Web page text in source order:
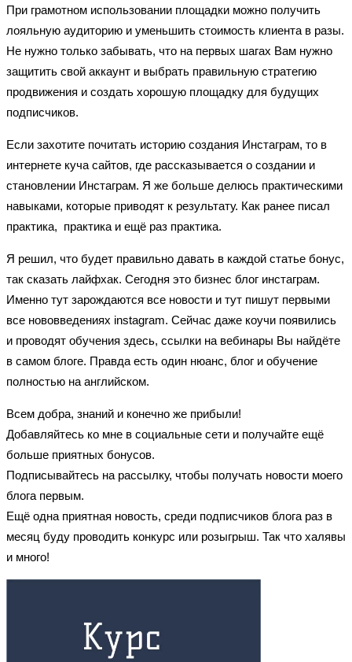
При грамотном использовании площадки можно получить
лояльную аудиторию и уменьшить стоимость клиента в разы.
Не нужно только забывать, что на первых шагах Вам нужно
защитить свой аккаунт и выбрать правильную стратегию
продвижения и создать хорошую площадку для будущих
подписчиков.
Если захотите почитать историю создания Инстаграм, то в
интернете куча сайтов, где рассказывается о создании и
становлении Инстаграм. Я же больше делюсь практическими
навыками, которые приводят к результату. Как ранее писал
практика, практика и ещё раз практика.
Я решил, что будет правильно давать в каждой статье бонус,
так сказать лайфхак. Сегодня это бизнес блог инстаграм.
Именно тут зарождаются все новости и тут пишут первыми
все нововведениях instagram. Сейчас даже коучи появились
и проводят обучения здесь, ссылки на вебинары Вы найдёте
в самом блоге. Правда есть один нюанс, блог и обучение
полностью на английском.
Всем добра, знаний и конечно же прибыли!
Добавляйтесь ко мне в социальные сети и получайте ещё
больше приятных бонусов.
Подписывайтесь на рассылку, чтобы получать новости моего
блога первым.
Ещё одна приятная новость, среди подписчиков блога раз в
месяц буду проводить конкурс или розыгрыш. Так что халявы
и много!